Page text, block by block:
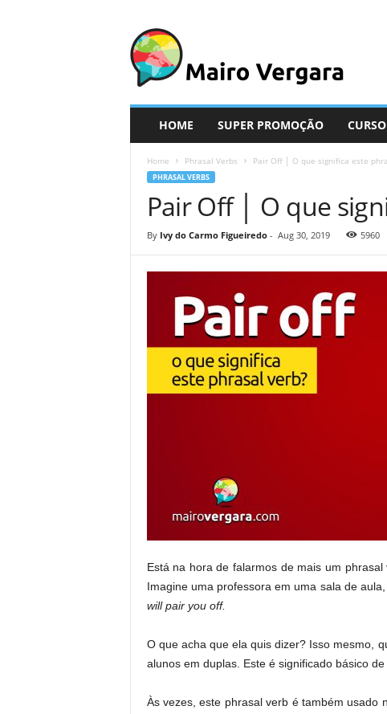
i
r
HOME SUPER PROMOÇÃO CURSO
Home Phrasal Verbs Pair Off │ O que significa este
PHRASAL VERBS
Pair Off │ O que
By Ivy do Carmo Figueiredo- Aug 30, 2019 5960
Está na hora de falarmos de mais um
Imagine uma professora em uma sala de
will pair you off.
O que acha que ela quis dizer? Isso mesmo,
alunos em duplas. Este é significado básico de
Às vezes, este phrasal verb é também usado